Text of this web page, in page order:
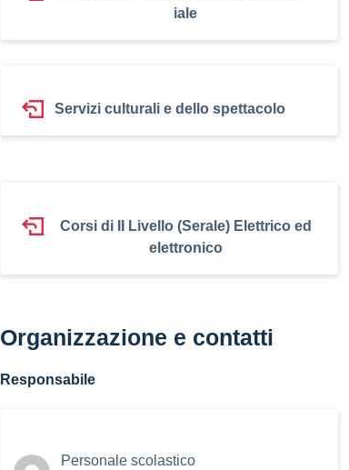
iale
Servizi culturali e dello spettacolo
Corsi di II Livello (Serale) Elettrico ed
elettronico
Organizzazione e contatti
Responsabile
Personale scolastico